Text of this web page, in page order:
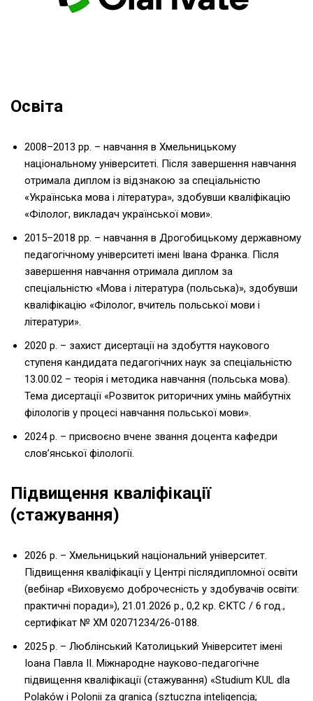
Освіта
2008–2013 рр. – навчання в Хмельницькому
національному університеті. Після завершення навчання
отримала диплом із відзнакою за спеціальністю
«Українська мова і література», здобувши кваліфікацію
«Філолог, викладач української мови».
2015–2018 рр. – навчання в Дрогобицькому державному
педагогічному університеті імені Івана Франка. Після
завершення навчання отримала диплом за
спеціальністю «Мова і література (польська)», здобувши
кваліфікацію «Філолог, вчитель польської мови і
літератури».
2020 р. – захист дисертації на здобуття наукового
ступеня кандидата педагогічних наук за спеціальністю
13.00.02 – теорія і методика навчання (польська мова).
Тема дисертації «Розвиток риторичних умінь майбутніх
філологів у процесі навчання польської мови».
2024 р. – присвоєно вчене звання доцента кафедри
слов’янської філології.
Підвищення кваліфікації
(стажування)
2026 р. – Хмельницький національний університет.
Підвищення кваліфікації у Центрі післядипломної освіти
(вебінар «Виховуємо доброчесність у здобувачів освіти:
практичні поради»), 21.01.2026 р., 0,2 кр. ЄКТС / 6 год.,
сертифікат № ХМ 02071234/26-0188.
2025 р. – Люблінський Католицький Університет імені
Іоана Павла ІІ. Міжнародне науково-педагогічне
підвищення кваліфікації (стажування) «Studium KUL dla
Polaków i Polonii za granicą (sztuczna inteligencja;